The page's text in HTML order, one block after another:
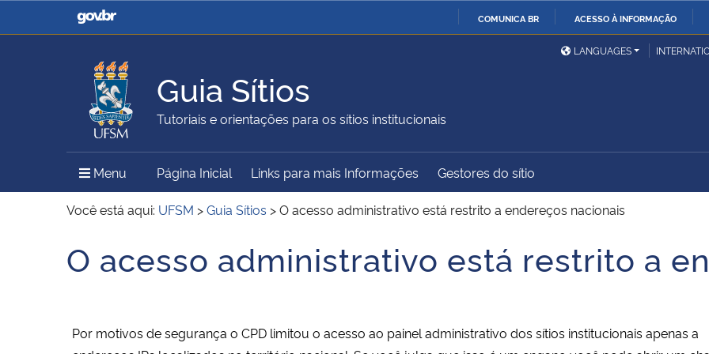
COMUNICA BR ACESSO À INFORMAÇÃO
Casa Civil
Ministério da Justiça e
Ministério da Defesa
Ministério das Relações
Exteriores
Ministério da Agricultura,
Pecuária e Abastecimento
Ministério da Educação
Ministério do Meio Ambiente Ministério do Turismo
Ministério do
Desenvolvimento Regional
Secretaria de Governo
Gabinete de Segurança
Advocacia-Geral da União Banco Central do Brasil
LANGUAGES
Guia Sítios
Tutoriais e orientações para os sítios institucionais
Menu Menu Principal do Sítio
Página Inicial Links para mais Informações Gestores do sítio
Você está aqui: UFSM >Guia Sítios >O acesso administrativo está restrito a endereços nacionais
Início do conteúdo
O acesso administrativo está restrito a
Por motivos de segurança o CPD limitou o acesso ao painel administrativo dos sítios institucionais apenas a